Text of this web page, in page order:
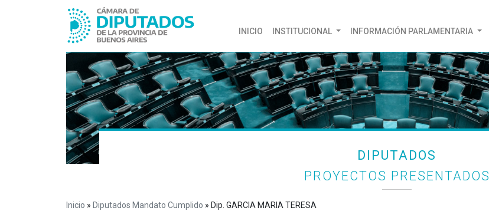
INICIO (CURRENT)
INSTITUCIONAL INFORMACIÓN PARLAMENTARIA
DIPUTADOS
PROYECTOS PRESENTADOS
Inicio » Diputados Mandato Cumplido » Dip. GARCIA MARIA TERESA